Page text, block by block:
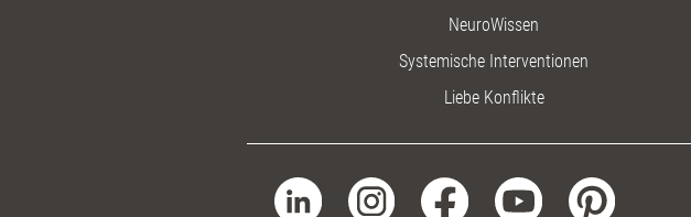
NeuroWissen
Systemische Interventionen
Liebe Konflikte